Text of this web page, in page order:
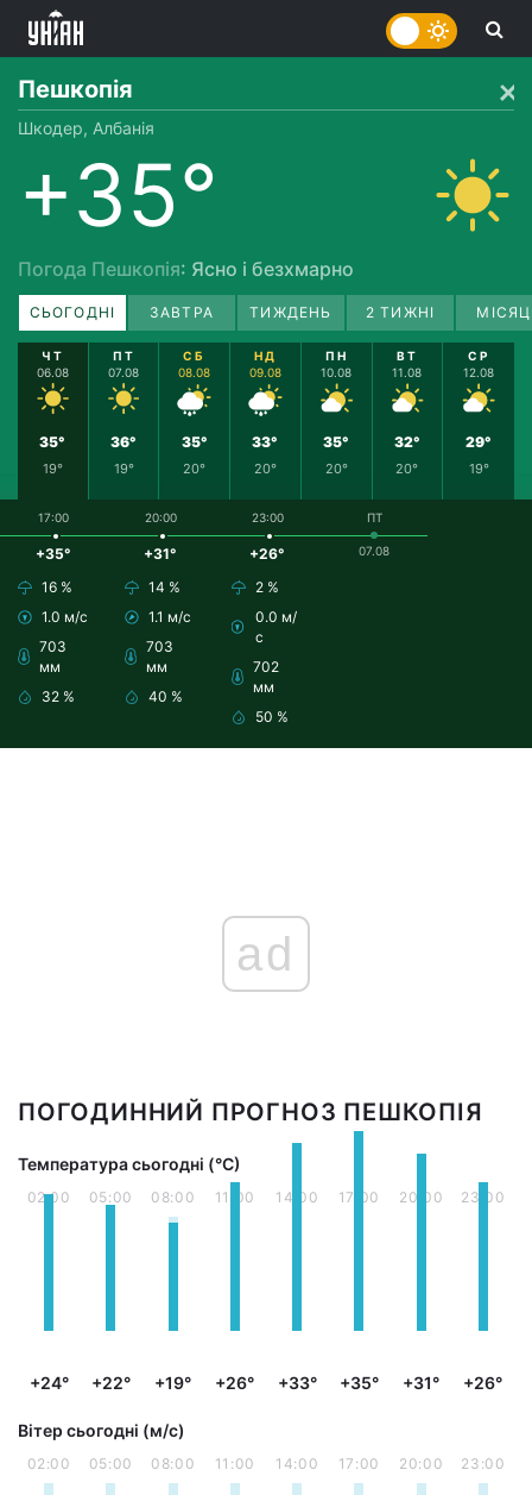
Пешкопія
Шкодер, Албанія
+35°
Погода Пешкопія: Ясно і безхмарно
СЬОГОДНІ ЗАВТРА ТИЖДЕНЬ 2 ТИЖНІ
ЧТ
06.08
35°
19°
ПТ
07.08
36°
19°
СБ
08.08
35°
20°
НД
09.08
33°
20°
ПН
10.08
35°
20°
ВТ
11.08
32°
20°
СР
12.08
29°
19°
17:00
+35°
16 %
1.0 м/с
703
мм
32 %
20:00
+31°
14 %
1.1 м/с
703
мм
40 %
23:00
+26°
2 %
0.0 м/
с
702
мм
50 %
ПТ
07.08
ad
ПОГОДИННИЙ ПРОГНОЗ ПЕШКОПІЯ
Температура сьогодні (°С)
02:00
+24°
05:00
+22°
08:00
+19°
11:00
+26°
14:00
+33°
17:00
+35°
20:00
+31°
23:00
+26°
Вітер сьогодні (м/с)
02:00 05:00 08:00 11:00 14:00 17:00 20:00 23:00